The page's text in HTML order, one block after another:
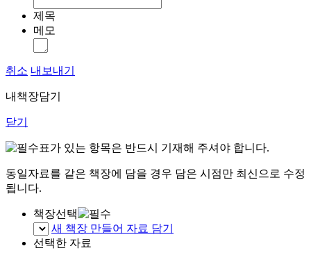
제목
메모
취소 내보내기
내책장담기
닫기
표가 있는 항목은 반드시 기재해 주셔야 합니다.
동일자료를 같은 책장에 담을 경우 담은 시점만 최신으로 수정
됩니다.
책장선택
새 책장 만들어 자료 담기
선택한 자료